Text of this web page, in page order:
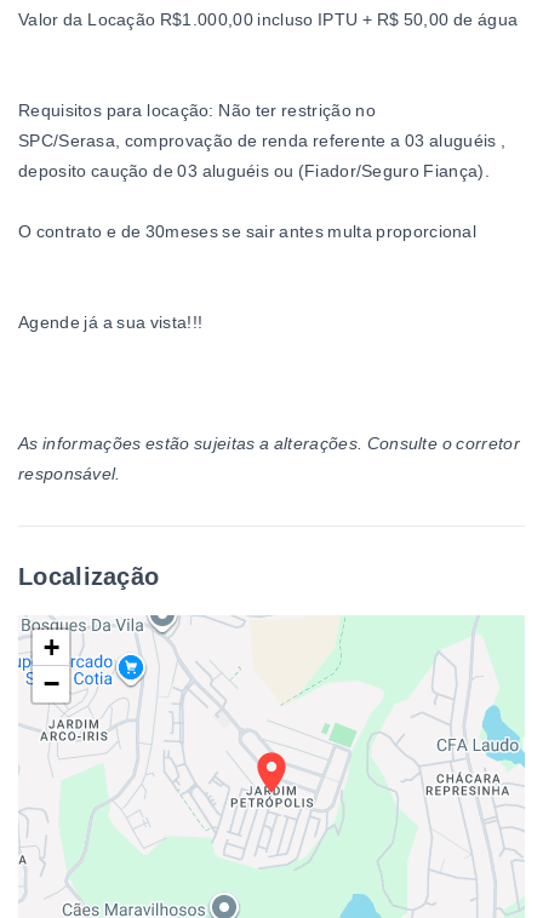
Valor da Locação R$1.000,00 incluso IPTU + R$ 50,00 de água
Requisitos para locação: Não ter restrição no
SPC/Serasa, comprovação de renda referente a 03 aluguéis ,
deposito caução de 03 aluguéis ou (Fiador/Seguro Fiança).
O contrato e de 30meses se sair antes multa proporcional
Agende já a sua vista!!!
As informações estão sujeitas a alterações. Consulte o corretor
responsável.
Localização
+
−